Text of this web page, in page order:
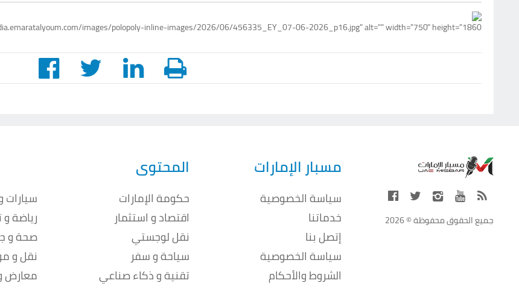
images/polopoly-inline-images/2026/06/456335_EY_07-06-2026_p16.jpg" alt="" width="750" height="1860">
جميع الحقوق محفوظة © 2026
مسبار الإمارات
سياسة الخصوصية
خدماتنا
إتصل بنا
سياسة الخصوصية
الشروط والأحكام
المحتوى
حكومة الإمارات
اقتصاد و استثمار
نقل لوجستي
سياحة و سفر
تقنية و ذكاء صناعي
رياضة و
صحة و
نقل و
معارض